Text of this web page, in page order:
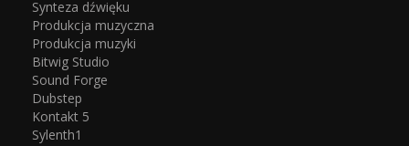
Synteza dźwięku
Produkcja muzyczna
Produkcja muzyki
Bitwig Studio
Sound Forge
Dubstep
Kontakt 5
Sylenth1